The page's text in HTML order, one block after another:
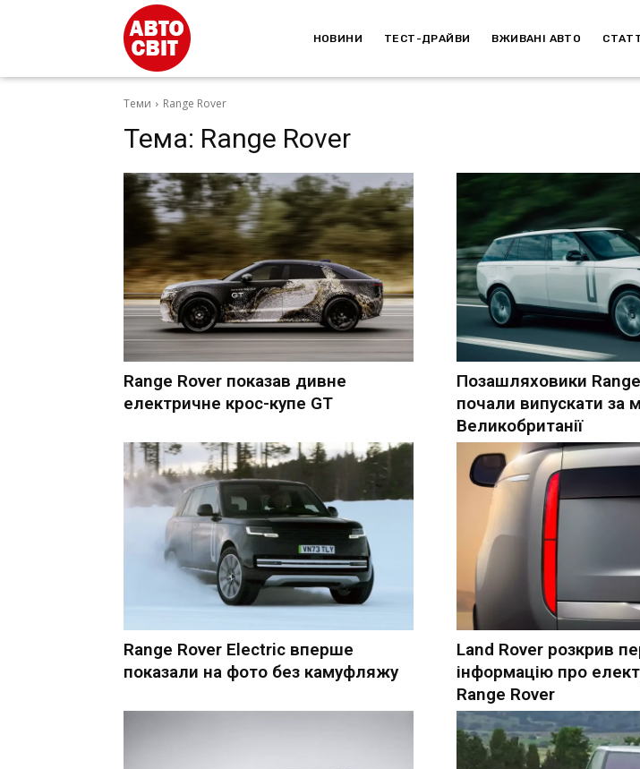
НОВИНИ ТЕСТ-ДРАЙВИ ВЖИВАНІ АВТО
Теми Range Rover
Тема: Range Rover
Range Rover показав дивне
електричне крос-купе GT
Позашляховики
почали випускати за
Великобританії
Range Rover Electric вперше
показали на фото без камуфляжу
Land Rover розкрив
інформацію про
Range Rover